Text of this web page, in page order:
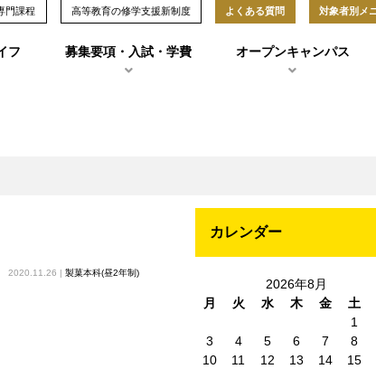
門課程 高等教育の修学支援新制度 よくある質問 対象者別メ
フ 募集要項・入試・学費 オープンキャンパス
2020.11.26 |製菓本科(昼2年制)
カレンダー
2026年8月
月
火 水 木 金 土
1
3
4 5 6 7 8
10
11 12 13 14 15